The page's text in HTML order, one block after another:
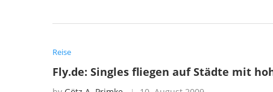
Reise
Fly.de: Singles fliegen auf Städte mit